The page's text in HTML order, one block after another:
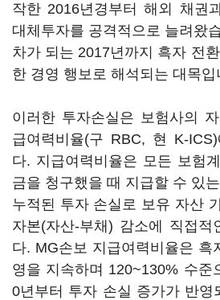
작한 2016년경부터 해외 채권
대체투자를 공격적으로 늘려왔
차가 되는 2017년까지 흑자 전
한 경영 행보로 해석되는 대목입
이러한 투자손실은 보험사의
급여력비율(구 RBC, 현 K-
다. 지급여력비율은 모든 보험
금을 청구했을 때 지급할 수 있
누적된 투자 손실로 보유 자산
자본(자산-부채) 감소에 직접적
다. MG손보 지급여력비율은 흑
영을 지속하며 120~130% 수준
0년부터 투자 손실 증가가 반영